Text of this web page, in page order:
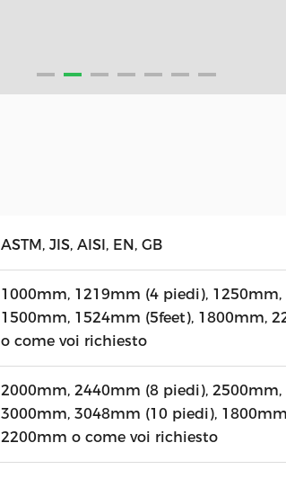
ASTM, JIS, AISI, EN, GB
1000mm, 1219mm (4 piedi), 1250mm,
1500mm, 1524mm (5feet), 1800mm,
o come voi richiesto
2000mm, 2440mm (8 piedi), 2500mm,
3000mm, 3048mm (10 piedi),
2200mm o come voi richiesto